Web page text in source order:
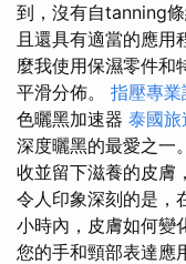
到，沒有自tanning
且還具有適當的應用
麼我使用保濕零件和
平滑分佈。 指壓專業
色曬黑加速器 泰國
深度曬黑的最愛之一
收並留下滋養的皮膚
令人印象深刻的是，
小時內，皮膚如何變
您的手和頸部表達應